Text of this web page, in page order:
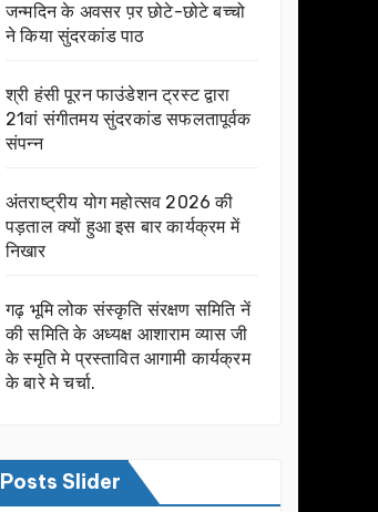
जन्मदिन के अवसर प़र छोटे-छोटे बच्चो
ने किया सुंदरकांड पाठ
श्री हंसी पूरन फाउंडेशन ट्रस्ट द्वारा
21वां संगीतमय सुंदरकांड सफलतापूर्वक
संपन्न
अंतराष्ट्रीय योग महोत्सव 2026 की
पड़ताल क्यों हुआ इस बार कार्यक्रम में
निखार
गढ़ भूमि लोक संस्कृति संरक्षण समिति नें
की समिति के अध्यक्ष आशाराम व्यास जी
के स्मृति मे प्रस्तावित आगामी कार्यक्रम
के बारे मे चर्चा.
Posts Slider